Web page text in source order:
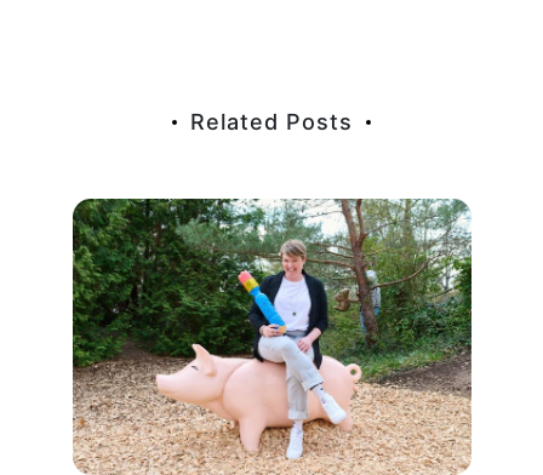
Related Posts